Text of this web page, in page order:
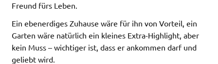
Freund fürs Leben.
Ein ebenerdiges Zuhause wäre für ihn von Vorteil, ein
Garten wäre natürlich ein kleines Extra-Highlight, aber
kein Muss – wichtiger ist, dass er ankommen darf und
geliebt wird.